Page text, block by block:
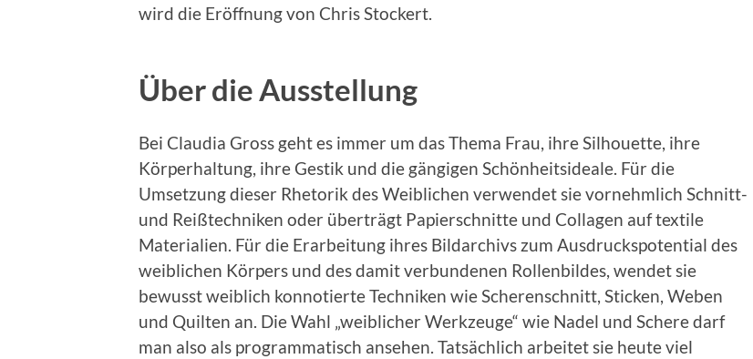
wird die Eröffnung von Chris Stockert.
Über die Ausstellung
Bei Claudia Gross geht es immer um das Thema Frau, ihre Silhouette, ihre
Körperhaltung, ihre Gestik und die gängigen Schönheitsideale. Für die
Umsetzung dieser Rhetorik des Weiblichen verwendet sie vornehmlich Schnitt-
und Reißtechniken oder überträgt Papierschnitte und Collagen auf textile
Materialien. Für die Erarbeitung ihres Bildarchivs zum Ausdruckspotential des
weiblichen Körpers und des damit verbundenen Rollenbildes, wendet sie
bewusst weiblich konnotierte Techniken wie Scherenschnitt, Sticken, Weben
und Quilten an. Die Wahl „weiblicher Werkzeuge“ wie Nadel und Schere darf
man also als programmatisch ansehen. Tatsächlich arbeitet sie heute viel